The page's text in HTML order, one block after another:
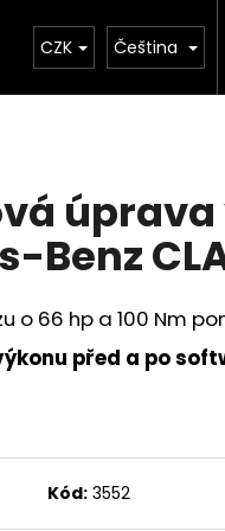
tým Merch
CZK Čeština
Benz
o 66 hp a 100 Nm
před a po
Kód: 3552